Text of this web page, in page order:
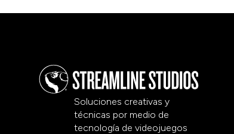
Soluciones creativas y
técnicas por medio de
tecnología de videojuegos